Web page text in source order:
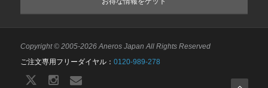
Copyright © 2005-2026 Aneros Japan All Rights Reserved
ご注文専用フリーダイヤル： 0120-989-278